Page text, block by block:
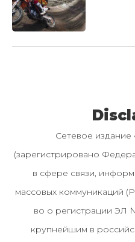
Сетевое
(зарегистрировано
в сфере связи,
массовых коммуникаций
во о регистрации ЭЛ
крупнейшим в